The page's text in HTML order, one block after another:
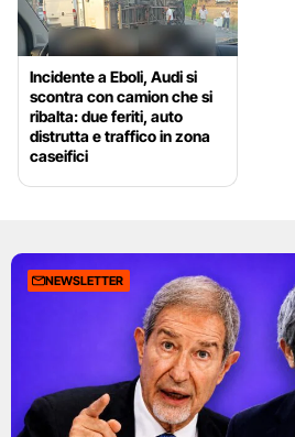
Incidente a Eboli, Audi si
scontra con camion che si
ribalta: due feriti, auto
distrutta e traffico in zona
caseifici
NEWSLETTER